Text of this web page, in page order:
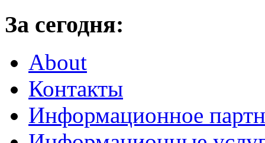
За сегодня:
About
Контакты
Информационное